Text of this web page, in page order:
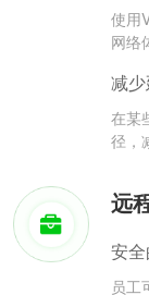
使用
网络
减
在某
径，
远
安
员工